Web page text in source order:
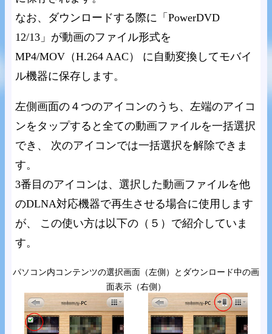
なお、ダウンロードする際に「PowerDVD
12/13」が動画のファイル形式を
MP4/MOV（H.264 AAC） に自動変換してモバイ
ル機器に保存します。
左側画面の４つのアイコンのうち、左端のアイコ
ンをタップすると全ての動画ファイルを一括選択
でき、 次のアイコンでは一括選択を解除できま
す。
3番目のアイコンは、選択した動画ファイルを他
のDLNA対応機器で再生させる場合に使用します
が、 この使い方は以下の（５）で紹介していま
す。
パソコン内コンテンツの選択画面（左側）とダウンロード中の画
面表示（右側）